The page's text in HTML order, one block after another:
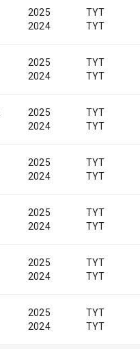
2025
2024
TYT
TYT
2025
2024
TYT
TYT
2025
2024
TYT
TYT
2025
2024
TYT
TYT
2025
2024
TYT
TYT
2025
2024
TYT
TYT
2025
2024
TYT
TYT